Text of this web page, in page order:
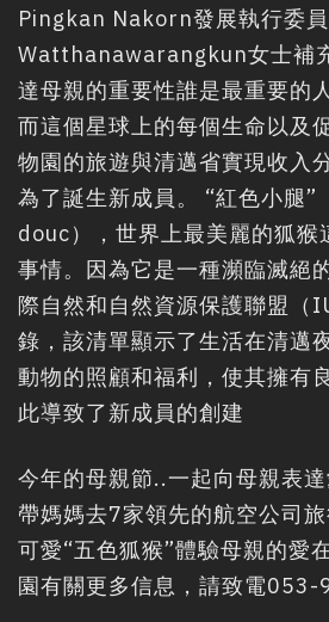
Pingkan Nakorn發展執行委
Watthanawarangkun女士補
達母親的重要性誰是最重要的
而這個星球上的每個生命以及
物園的旅遊與清邁省實現收入
為了誕生新成員。 “紅色小腿
douc），世界上最美麗的狐猴
事情。因為它是一種瀕臨滅絕
際自然和自然資源保護聯盟（
錄，該清單顯示了生活在清邁
動物的照顧和福利，使其擁有
此導致了新成員的創建
今年的母親節..一起向母親表
帶媽媽去7家領先的航空公司
可愛“五色狐猴”體驗母親的愛
園有關更多信息，請致電053-